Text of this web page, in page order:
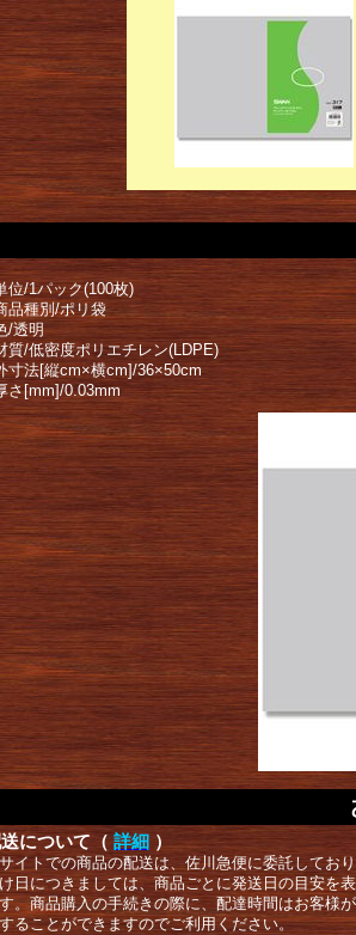
位/1パック(100枚)
品種別/ポリ袋
/透明
質/低密度ポリエチレン(LDPE)
寸法[縦cm×横cm]/36×50cm
さ[mm]/0.03mm
について（ 詳細 ）
イトでの商品の配送は、佐川急便に委託してお
日につきましては、商品ごとに発送日の目安を
。商品購入の手続きの際に、配達時間はお客様
ることができますのでご利用ください。